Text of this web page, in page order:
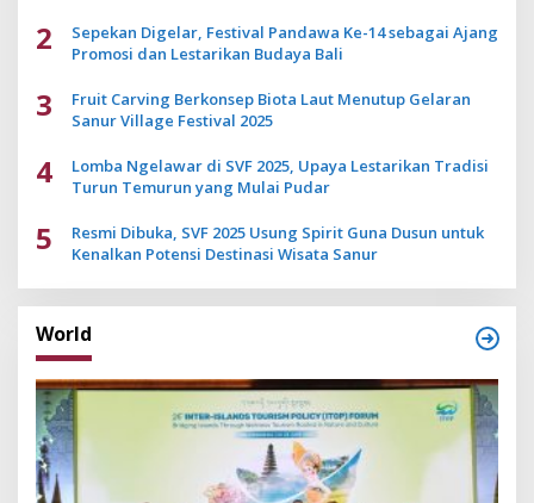
2
Sepekan Digelar, Festival Pandawa Ke-14 sebagai Ajang
Promosi dan Lestarikan Budaya Bali
3
Fruit Carving Berkonsep Biota Laut Menutup Gelaran
Sanur Village Festival 2025
4
Lomba Ngelawar di SVF 2025, Upaya Lestarikan Tradisi
Turun Temurun yang Mulai Pudar
5
Resmi Dibuka, SVF 2025 Usung Spirit Guna Dusun untuk
Kenalkan Potensi Destinasi Wisata Sanur
World